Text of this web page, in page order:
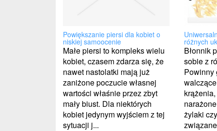
Powiększanie piersi dla kobiet o
niskiej samoocenie
Małe piersi to kompleks wielu
kobiet, czasem zdarza się, że
nawet nastolatki mają już
zaniżone poczucie własnej
wartości właśnie przez zbyt
mały biust. Dla niektórych
kobiet jedynym wyjściem z tej
sytuacji j...
różnych
Błonnik
sobie z
Powinny
żylaki